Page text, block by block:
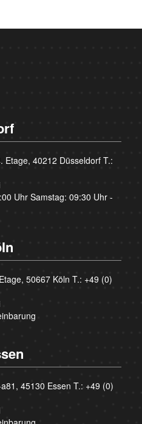
Etage, 40212 Düsseldorf T.:
Uhr Samstag: 09:30 Uhr -
50667 Köln T.: +49 (0)
45130 Essen T.: +49 (0)